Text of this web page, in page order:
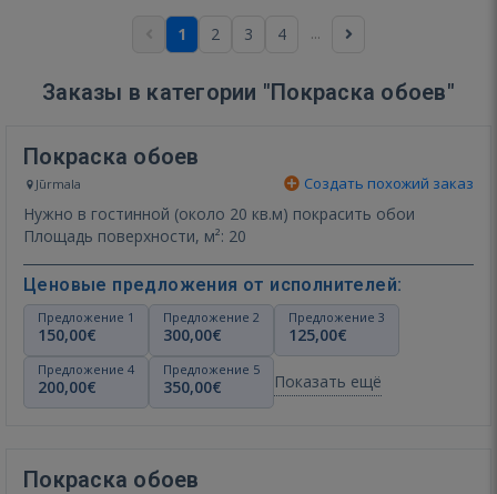
1 2 3 4 ...
Заказы в категории "Покраска обоев"
Покраска обоев
Jūrmala Создать похожий заказ
Нужно в гостинной (около 20 кв.м) покрасить обои
Площадь поверхности, м²: 20
Ценовые предложения от исполнителей:
Предложение 1
150,00€
Предложение 2
300,00€
Предложение 3
125,00€
Предложение 4
200,00€
Предложение 5
350,00€ Показать ещё
Покраска обоев